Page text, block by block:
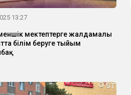
13:27
мектептерге жалдамалы
білім беруге тыйым